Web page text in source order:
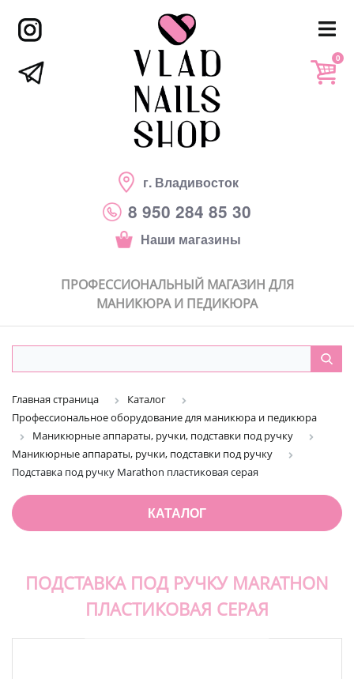
г. Владивосток
8 950 284 85 30
Наши магазины
0
ПРОФЕССИОНАЛЬНЫЙ МАГАЗИН ДЛЯ
МАНИКЮРА И ПЕДИКЮРА
Главная страница
Каталог
Профессиональное оборудование для маникюра и педикюра
Маникюрные аппараты, ручки, подставки под ручку
Маникюрные аппараты, ручки, подставки под ручку
Подставка под ручку Marathon пластиковая серая
КАТАЛОГ
ПОДСТАВКА ПОД РУЧКУ MARATHON
ПЛАСТИКОВАЯ СЕРАЯ